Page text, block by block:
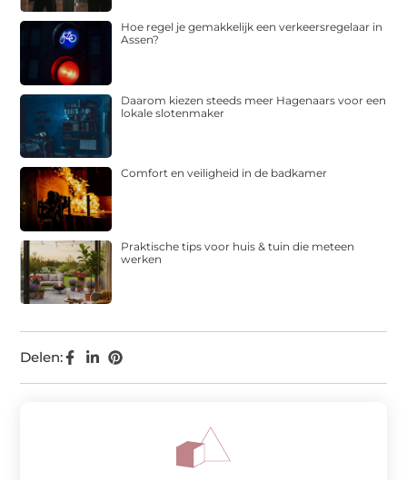
Delen:
Hoe regel je gemakkelijk een verkeersregelaar in
Assen?
Daarom kiezen steeds meer Hagenaars voor een
lokale slotenmaker
Comfort en veiligheid in de badkamer
Praktische tips voor huis & tuin die meteen
werken